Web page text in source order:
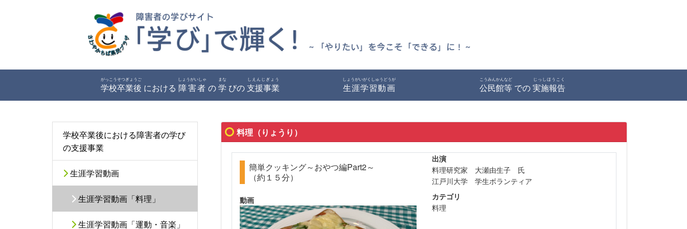
学校卒業後
がっこうそつぎょうご
における 障害者
しょうがいしゃ
の学
まな
びの支援事業
しえんじぎょう
生涯学習動画
しょうがいがくしゅうどうが
公民館等
こうみんかんなど
での実施報告
じっしほうこく
学校卒業後における障害者の学び
の支援事業
生涯学習動画
生涯学習動画「料理」
生涯学習動画「運動・音楽」
料理（りょうり）
簡単クッキング～おやつ編Part2～
（約１５分）
動画
出演
料理研究家 大瀬由生子 氏
江戸川大学 学生ボランティア
カテゴリ
料理